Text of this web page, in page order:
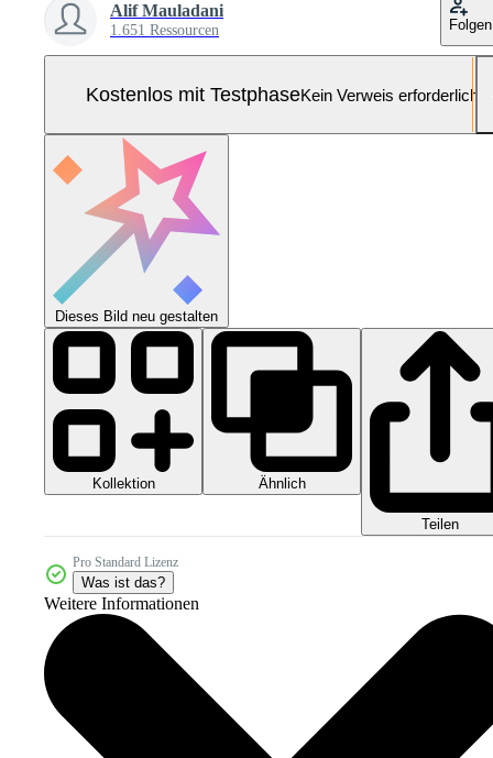
Alif Mauladani
1.651 Ressourcen Folgen
Kostenlos mit TestphaseKein Verweis erforderlich
Dieses Bild neu gestalten
Kollektion Ähnlich
Teilen
Pro Standard Lizenz
Was ist das?
Weitere Informationen